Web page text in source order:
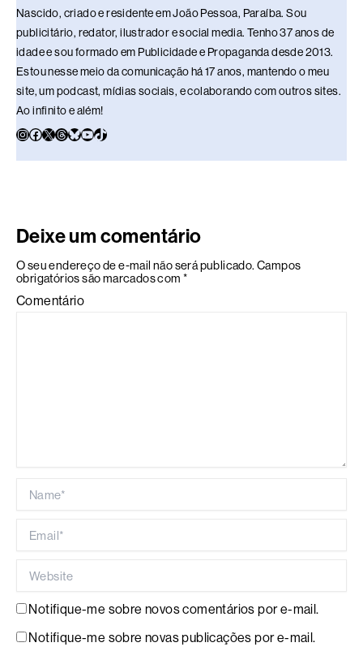
Nascido, criado e residente em João Pessoa, Paraíba. Sou
publicitário, redator, ilustrador e social media. Tenho 37 anos de
idade e sou formado em Publicidade e Propaganda desde 2013.
Estou nesse meio da comunicação há 17 anos, mantendo o meu
site, um podcast, mídias sociais, e colaborando com outros sites.
Ao infinito e além!
Deixe um comentário
O seu endereço de e-mail não será publicado. Campos
obrigatórios são marcados com *
Comentário
Notifique-me sobre novos comentários por e-mail.
Notifique-me sobre novas publicações por e-mail.